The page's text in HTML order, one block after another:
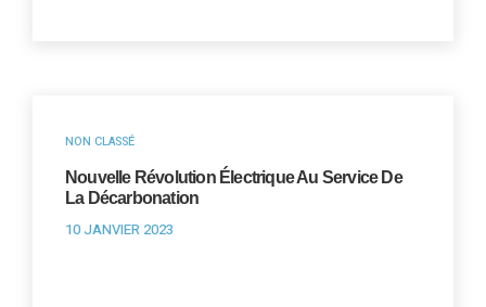
NON CLASSÉ
Nouvelle Révolution Électrique Au Service De
La Décarbonation
10 JANVIER 2023